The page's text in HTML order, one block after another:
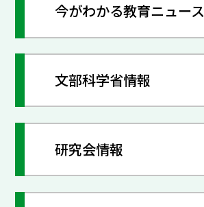
今がわかる教育ニュース
文部科学省情報
研究会情報